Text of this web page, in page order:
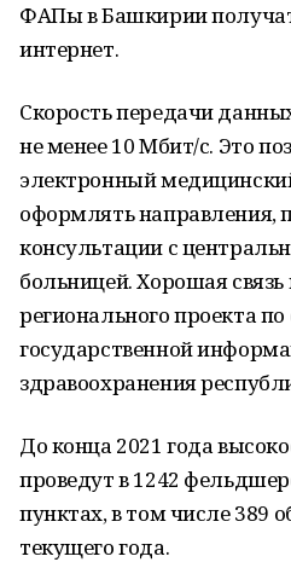
ФАПы в Башкирии
интернет.
Скорость передачи
не менее 10 Мбит/с. Это
электронный
оформлять направления,
консультации с
больницей. Хорошая
регионального проекта
государственной
здравоохранения
До конца 2021 года
проведут в 1242
пунктах, в том числе 389
текущего года.